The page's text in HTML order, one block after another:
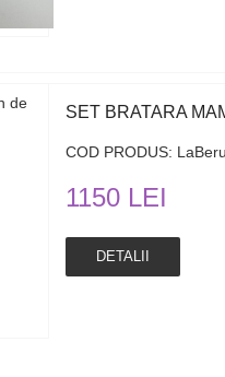
SET BRATARA
COD PRODUS:
1150 LEI
DETALII